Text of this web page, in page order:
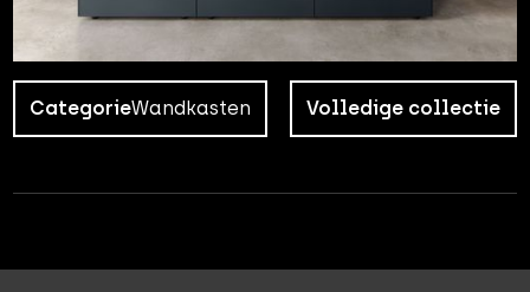
CategorieWandkasten Volledige collectie